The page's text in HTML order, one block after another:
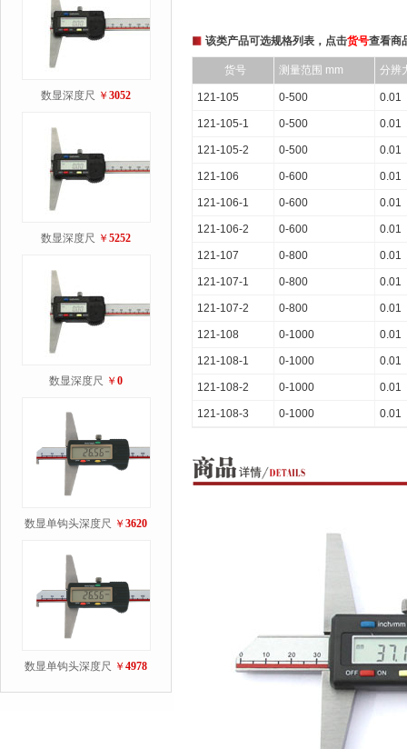
数显深度尺 ￥ 3052
数显深度尺 ￥ 5252
数显深度尺 ￥ 0
数显单钩头深度尺 ￥ 3620
数显单钩头深度尺 ￥ 4978
该类产品可选规格列表，点击货号查看商
货号 测量范围 mm 分辨
121-105 0-500 0.01
121-105-1 0-500 0.01
121-105-2 0-500 0.01
121-106 0-600 0.01
121-106-1 0-600 0.01
121-106-2 0-600 0.01
121-107 0-800 0.01
121-107-1 0-800 0.01
121-107-2 0-800 0.01
121-108 0-1000 0.01
121-108-1 0-1000 0.01
121-108-2 0-1000 0.01
121-108-3 0-1000 0.01